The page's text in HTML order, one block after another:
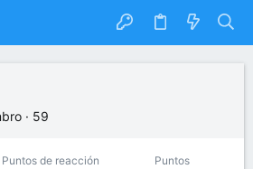
· 59
Puntos de reacción Puntos